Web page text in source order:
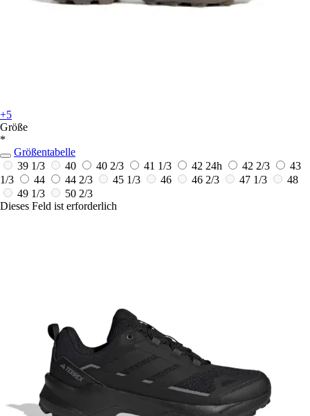
+5
Größe
*
Größentabelle
39 1/3
40 40 2/3 41 1/3 42 24h 42 2/3
43
1/3
44 44 2/3 45 1/3 46 46 2/3 47 1/3
48
49 1/3
50 2/3
Dieses Feld ist erforderlich